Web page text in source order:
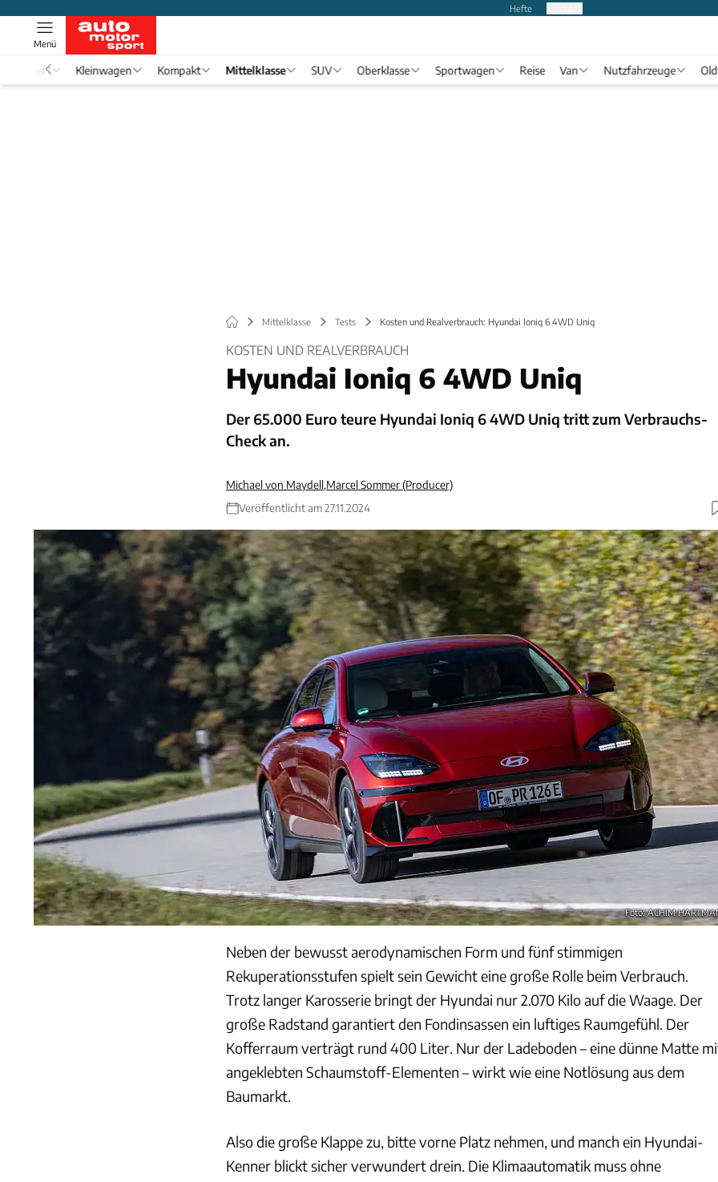
Hefte
Menü
Formel 1 Kleinwagen Kompakt Mittelklasse SUV Oberklasse Sportwagen Reise Van Nutzfahrzeuge
Mittelklasse Tests Kosten und Realverbrauch: Hyundai Ioniq 6 4WD Uniq
KOSTEN UND REALVERBRAUCH
Hyundai Ioniq 6 4WD Uniq
Der 65.000 Euro teure Hyundai Ioniq 6 4WD Uniq tritt zum Verbrauchs-
Check an.
Michael von Maydell,Marcel Sommer (Producer)
Veröffentlicht am 27.11.2024
Foto: ACHIM
Neben der bewusst aerodynamischen Form und fünf stimmigen
Rekuperationsstufen spielt sein Gewicht eine große Rolle beim Verbrauch.
Trotz langer Karosserie bringt der Hyundai nur 2.070 Kilo auf die Waage. Der
große Radstand garantiert den Fondinsassen ein luftiges Raumgefühl. Der
Kofferraum verträgt rund 400 Liter. Nur der Ladeboden – eine dünne Matte
angeklebten Schaumstoff-Elementen – wirkt wie eine Notlösung aus dem
Baumarkt.
Also die große Klappe zu, bitte vorne Platz nehmen, und manch ein Hyundai-
Kenner blickt sicher verwundert drein. Die Klimaautomatik muss ohne